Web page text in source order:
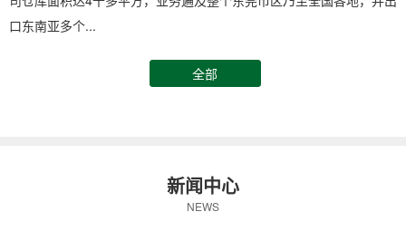
口东南亚多个...
全部
新闻中心
NEWS